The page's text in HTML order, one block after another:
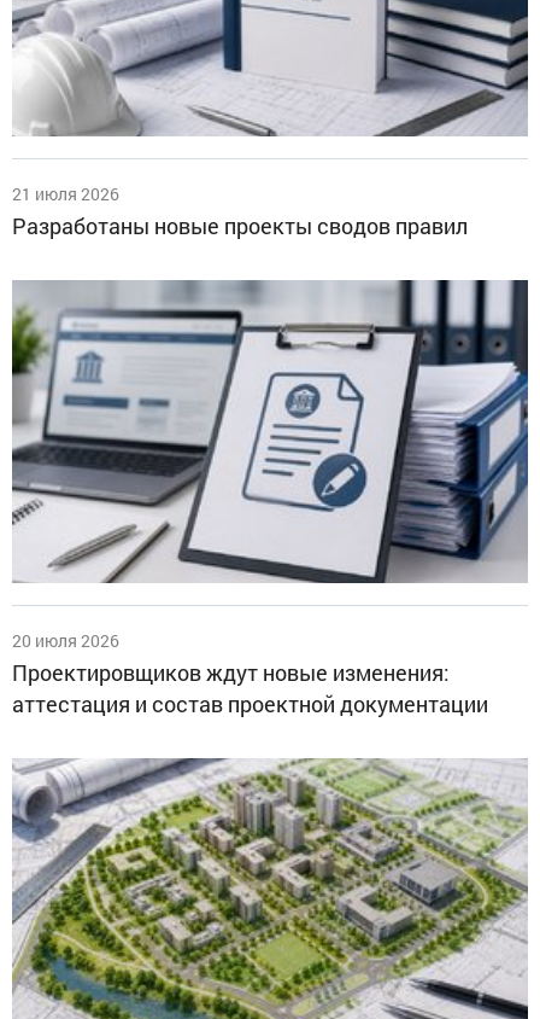
21 июля 2026
Разработаны новые проекты сводов правил
20 июля 2026
Проектировщиков ждут новые изменения:
аттестация и состав проектной документации